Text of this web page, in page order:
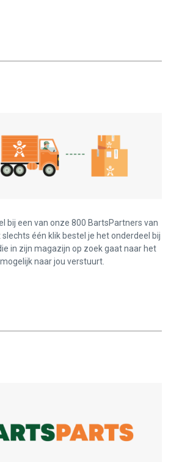
bij een van onze 800 BartsPartners van
één klik bestel je het onderdeel bij
in zijn magazijn op zoek gaat naar het
naar jou verstuurt.